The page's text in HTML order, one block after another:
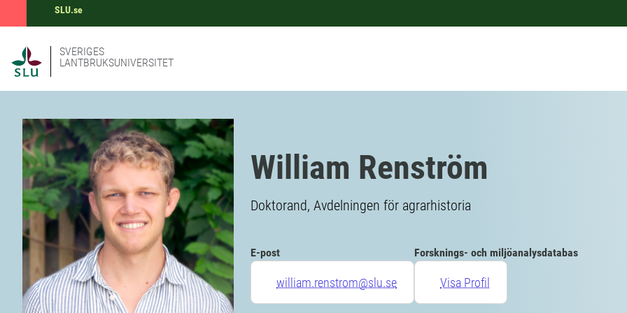
SLU.se
SVERIGES
LANTBRUKSUNIVERSITET
William Renström
Doktorand, Avdelningen för agrarhistoria
E-post
william.renstrom@slu.se
Forsknings- och miljöanalysdatabas
Visa Profil